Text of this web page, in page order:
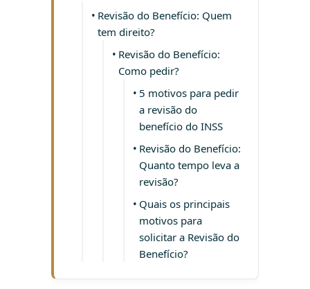
Revisão do Benefício: Quem
tem direito?
Revisão do Benefício:
Como pedir?
5 motivos para pedir
a revisão do
benefício do INSS
Revisão do Benefício:
Quanto tempo leva a
revisão?
Quais os principais
motivos para
solicitar a Revisão do
Benefício?